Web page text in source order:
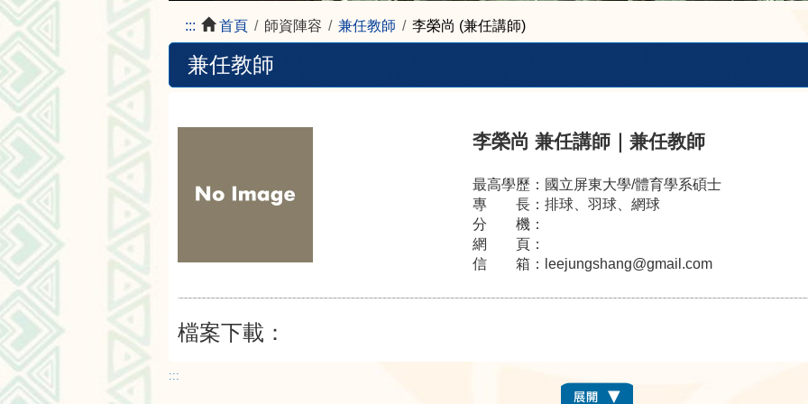
::: 首頁 師資陣容 兼任教師 李榮尚 (兼任講師)
兼任教師
李榮尚 兼任講師｜ 兼任教師
最高學歷： 國立屏東大學/體育學系碩士
專 長： 排球、羽球、網球
分 機：
網 頁：
信 箱：
leejungshang@gmail.com
檔案下載：
:::